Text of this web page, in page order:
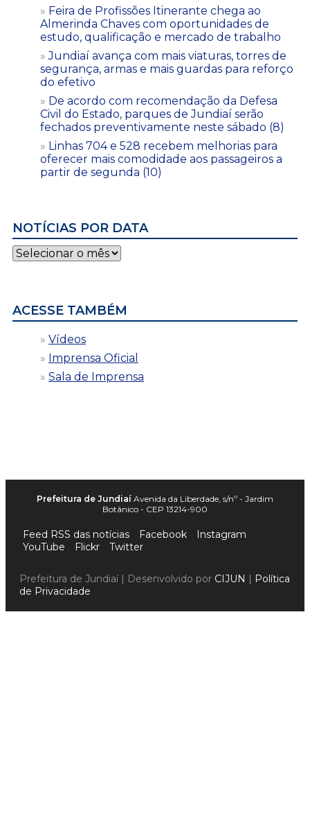
Feira de Profissões Itinerante chega ao
Almerinda Chaves com oportunidades de
estudo, qualificação e mercado de trabalho
Jundiaí avança com mais viaturas, torres de
segurança, armas e mais guardas para reforço
do efetivo
De acordo com recomendação da Defesa
Civil do Estado, parques de Jundiaí serão
fechados preventivamente neste sábado (8)
Linhas 704 e 528 recebem melhorias para
oferecer mais comodidade aos passageiros a
partir de segunda (10)
NOTÍCIAS POR DATA
Notícias
por
ACESSE TAMBÉM
Vídeos
Imprensa Oficial
Sala de Imprensa
Prefeitura de Jundiaí Avenida da Liberdade, s/nº - Jardim
Botânico - CEP 13214-900
Feed RSS das notícias Facebook
Instagram
YouTube
Flickr Twitter
Prefeitura de Jundiaí | Desenvolvido por CIJUN
Política
de Privacidade